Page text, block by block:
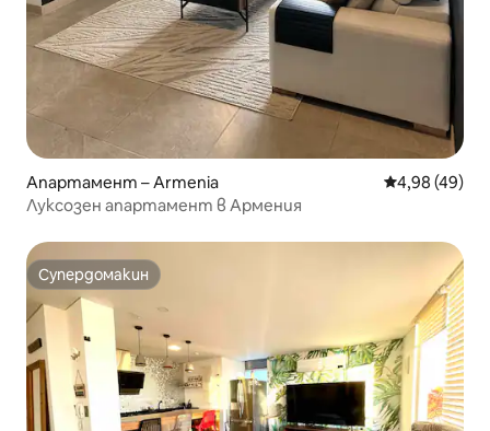
Апартамент – Armenia Средна
4,98 (49)
Луксозен апартамент в Армения
Супердомакин
Супердомакин